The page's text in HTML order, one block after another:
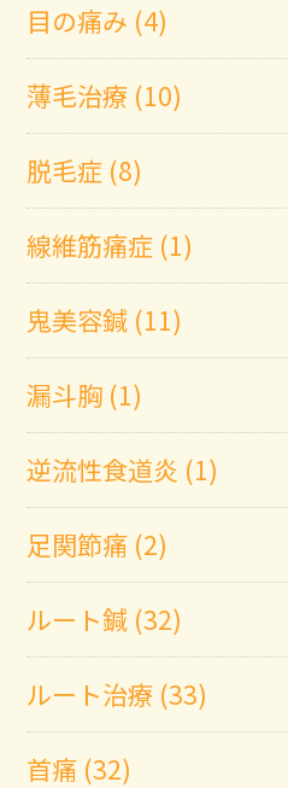
目の痛み (4)
薄毛治療 (10)
脱毛症 (8)
線維筋痛症 (1)
鬼美容鍼 (11)
漏斗胸 (1)
逆流性食道炎 (1)
足関節痛 (2)
ルート鍼 (32)
ルート治療 (33)
首痛 (32)